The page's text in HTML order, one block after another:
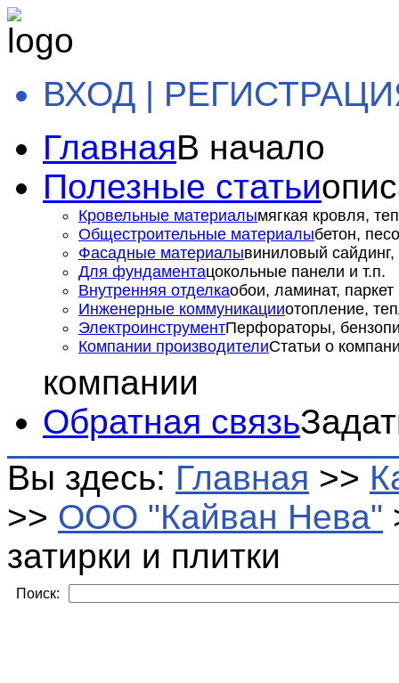
ВХОД |
ГлавнаяВ начало
Полезные статьи
Кровельные материалымягкая кровля,
Общестроительные материалыбетон,
Фасадные материалывиниловый сайдинг,
Для фундаментацокольные панели и т.п.
Внутренняя отделкаобои, ламинат, паркет
Инженерные коммуникацииотопление,
ЭлектроинструментПерфораторы,
Компании производителиСтатьи о
компании
Обратная связь
Вы здесь: Главная >>
>> ООО "Кайван Нева"
затирки и плитки
Поиск: